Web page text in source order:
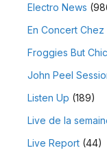
Electro News
En Concert Chez
Froggies But Chic
John Peel
Listen Up (189)
Live de la
Live Report(44)